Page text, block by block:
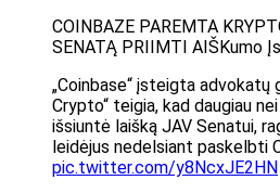
COINBAZE PAREMTA
SENATĄ PRIIMTI AIŠKumo
„Coinbase“ įsteigta advokatų
Crypto“ teigia, kad daugiau
išsiuntė laišką JAV Senatui,
leidėjus nedelsiant paskelbti
pic.twitter.com/y8NcxJE2HN